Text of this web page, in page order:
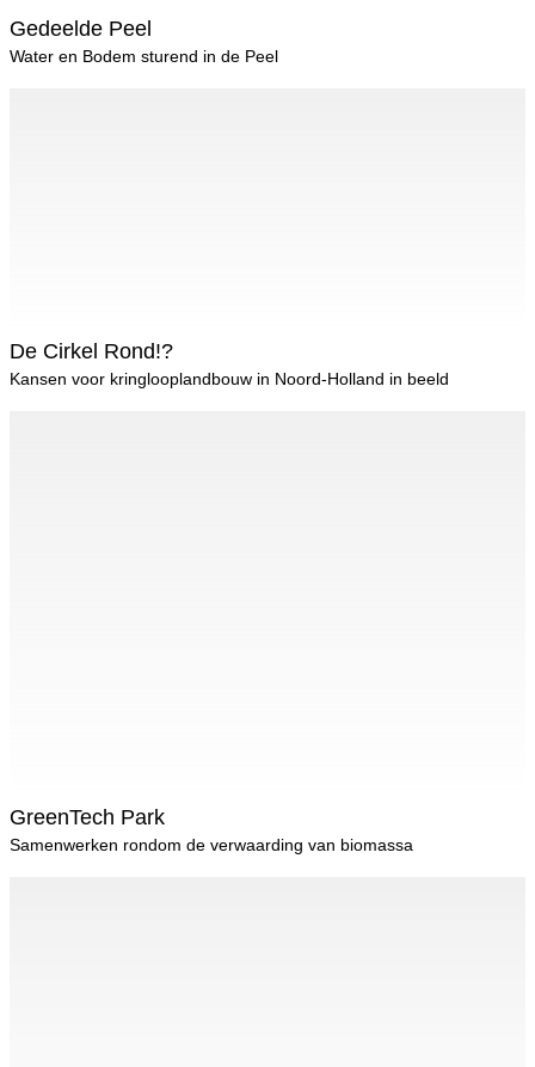
Gedeelde Peel
Water en Bodem sturend in de Peel
De Cirkel Rond!?
Kansen voor kringlooplandbouw in Noord-Holland in beeld
GreenTech Park
Samenwerken rondom de verwaarding van biomassa